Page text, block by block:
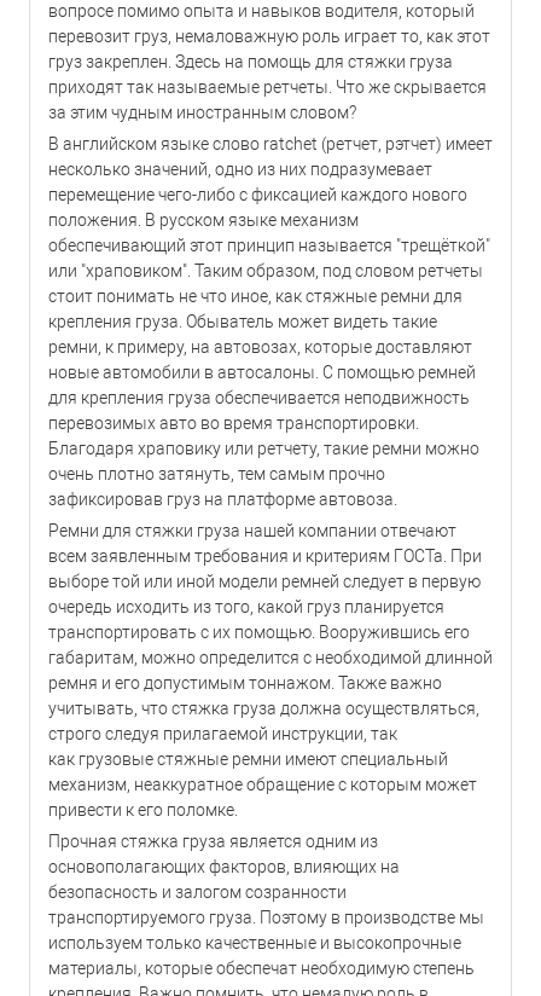
вопросе помимо опыта и навыков водителя, который
перевозит груз, немаловажную роль играет то, как этот
груз закреплен. Здесь на помощь для стяжки груза
приходят так называемые ретчеты. Что же скрывается
за этим чудным иностранным словом?
В английском языке слово ratchet (ретчет, рэтчет) имеет
несколько значений, одно из них подразумевает
перемещение чего-либо с фиксацией каждого нового
положения. В русском языке механизм
обеспечивающий этот принцип называется "трещёткой"
или "храповиком". Таким образом, под словом ретчеты
стоит понимать не что иное, как стяжные ремни для
крепления груза. Обыватель может видеть такие
ремни, к примеру, на автовозах, которые доставляют
новые автомобили в автосалоны. С помощью ремней
для крепления груза обеспечивается неподвижность
перевозимых авто во время транспортировки.
Благодаря храповику или ретчету, такие ремни можно
очень плотно затянуть, тем самым прочно
зафиксировав груз на платформе автовоза.
Ремни для стяжки груза нашей компании отвечают
всем заявленным требования и критериям ГОСТа. При
выборе той или иной модели ремней следует в первую
очередь исходить из того, какой груз планируется
транспортировать с их помощью. Вооружившись его
габаритам, можно определится с необходимой длинной
ремня и его допустимым тоннажом. Также важно
учитывать, что стяжка груза должна осуществляться,
строго следуя прилагаемой инструкции, так
как грузовые стяжные ремни имеют специальный
механизм, неаккуратное обращение с которым может
привести к его поломке.
Прочная стяжка груза является одним из
основополагающих факторов, влияющих на
безопасность и залогом созранности
транспортируемого груза. Поэтому в производстве мы
используем только качественные и высокопрочные
материалы, которые обеспечат необходимую степень